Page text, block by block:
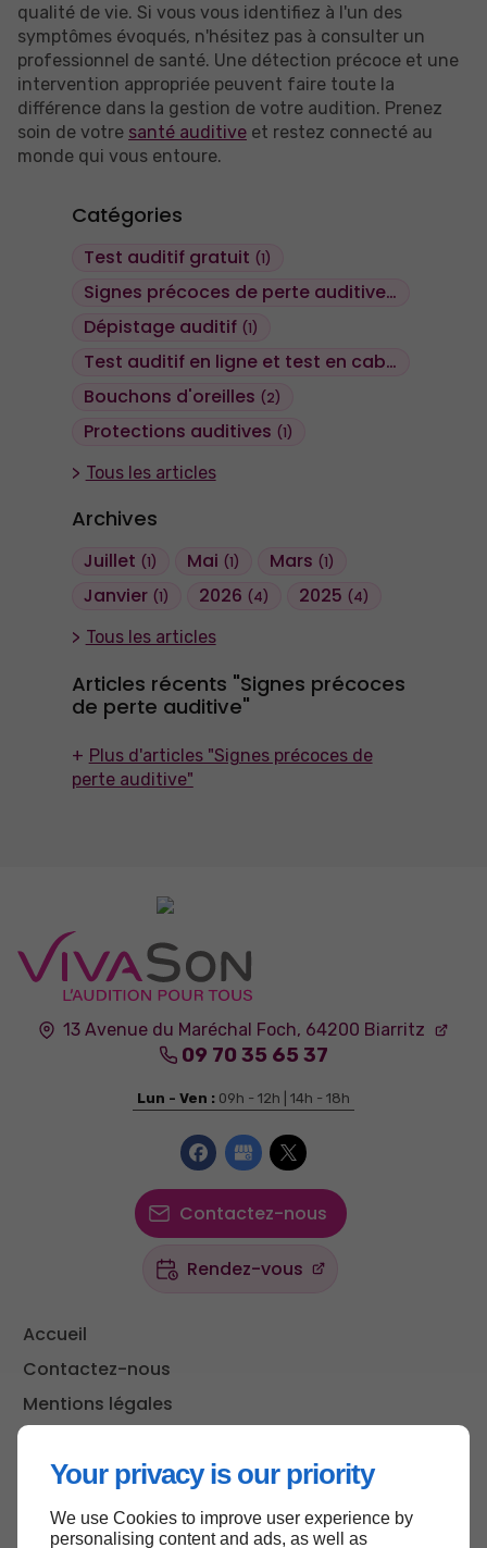
Your privacy is our priority
We use Cookies to improve user experience by
personalising content and ads, as well as
Catégories
Test auditif gratuit (1)
Signes précoces de perte auditive(1)
Dépistage auditif (1)
Test auditif en ligne et test en cabine
Bouchons d'oreilles (2)
Protections auditives (1)
Tous les articles
Archives
Juillet (1) Mai (1) Mars (1)
Janvier (1) 2026 (4) 2025 (4)
Tous les articles
Articles récents "Signes précoces
de perte auditive"
Plus d'articles "Signes précoces de
perte auditive"
qualité de vie. Si vous vous identifiez à l'un des
symptômes évoqués, n'hésitez pas à consulter un
professionnel de santé. Une détection précoce et une
intervention appropriée peuvent faire toute la
différence dans la gestion de votre audition. Prenez
soin de votre santé auditive et restez connecté au
monde qui vous entoure.
13 Avenue du Maréchal Foch, 64200 Biarritz
09 70 35 65 37
Lun - Ven : 09h - 12h | 14h - 18h
Contactez-nous
Rendez-vous
Accueil
Contactez-nous
Mentions légales
Haut de page